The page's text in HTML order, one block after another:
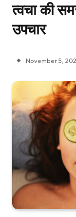
त्वचा की
उपचार
November 5,